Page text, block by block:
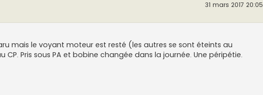
31 mars 2017 20:05
mais le voyant moteur est resté (les autres se sont éteints au
Pris sous PA et bobine changée dans la journée. Une péripétie.